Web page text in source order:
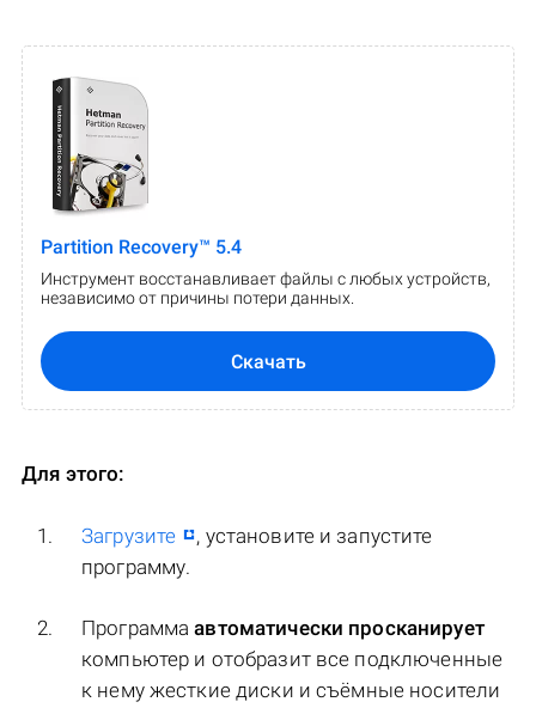
Partition Recovery™ 5.4
Инструмент восстанавливает файлы с любых устройств,
независимо от причины потери данных.
Скачать
Для этого:
Загрузите
, установите и запустите
программу.
Программаавтоматически просканирует
компьютер и отобразит все подключенные
к нему жесткие диски и съёмные носители